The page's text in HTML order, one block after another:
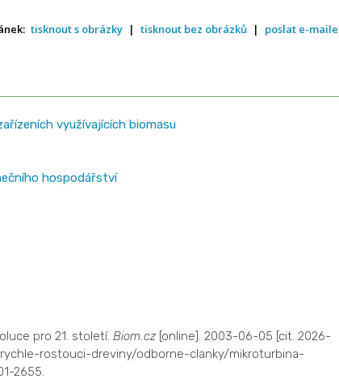
tisknout s obrázky | tisknout bez obrázků | poslat e-
využívajících biomasu
hospodářství
pro 21. století. Biom.cz[online]. 2003-06-05 [cit. 2026-
rostouci-dreviny/odborne-clanky/mikroturbina-
2655.